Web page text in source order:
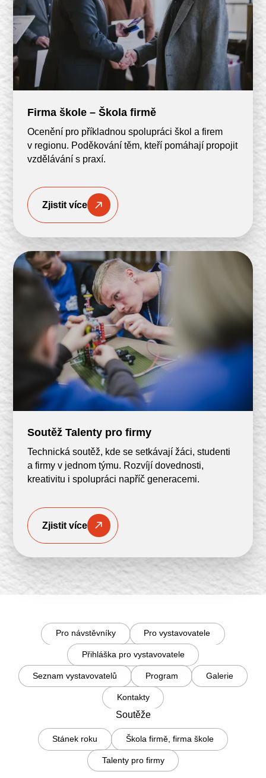
Firma škole – Škola firmě
Ocenění pro příkladnou spolupráci škol a firem
v regionu. Poděkování těm, kteří pomáhají propojit
vzdělávání s praxí.
Zjistit více
Soutěž Talenty pro firmy
Technická soutěž, kde se setkávají žáci, studenti
a firmy v jednom týmu. Rozvíjí dovednosti,
kreativitu i spolupráci napříč generacemi.
Zjistit více
Pro návstěvníky Pro vystavovatele
Přihláška pro vystavovatele
Seznam vystavovatelů Program Galerie
Kontakty
Soutěže
Stánek roku Škola firmě, firma škole
Talenty pro firmy